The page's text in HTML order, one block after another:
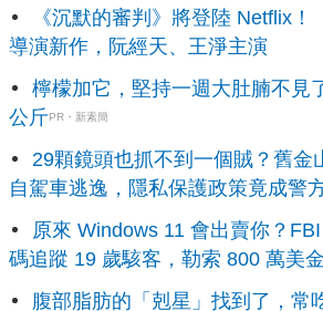
《沉默的審判》將登陸 Netflix！
導演新作，阮經天、王淨主演
檸檬加它，堅持一週大肚腩不見
公斤PR・新素簡
29顆鏡頭也抓不到一個賊？舊金
自駕車逃逸，隱私保護政策竟成警
原來 Windows 11 會出賣你？
碼追蹤 19 歲駭客，勒索 800 萬美
腹部脂肪的「剋星」找到了，常